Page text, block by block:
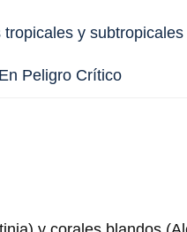
y subtropicales
Peligro Crítico